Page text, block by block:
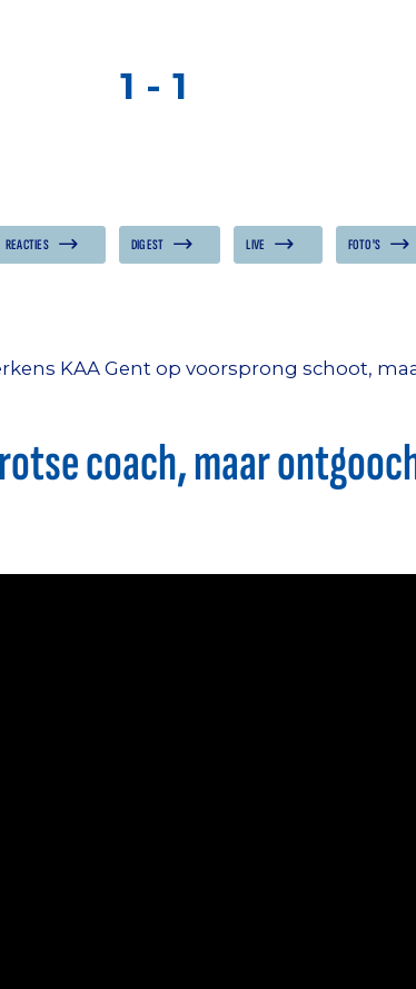
1 - 1
REACTIES DIGEST LIVE FOTO'S
KAA Gent op voorsprong schoot,
coach, maar